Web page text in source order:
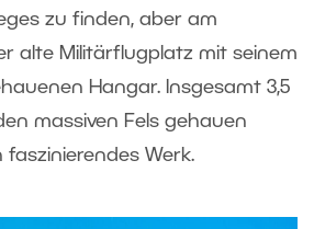
zu finden, aber am
alte Militärflugplatz mit seinem
Hangar. Insgesamt 3,5
massiven Fels gehauen
faszinierendes Werk.